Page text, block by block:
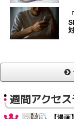
週間アクセ
【漫